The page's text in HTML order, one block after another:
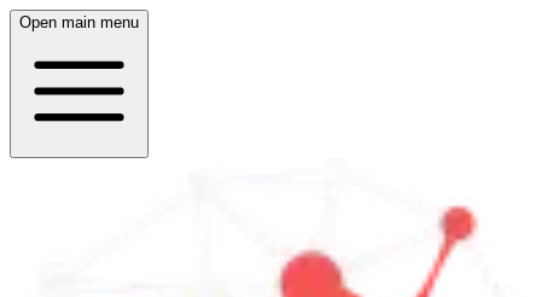
Open main menu